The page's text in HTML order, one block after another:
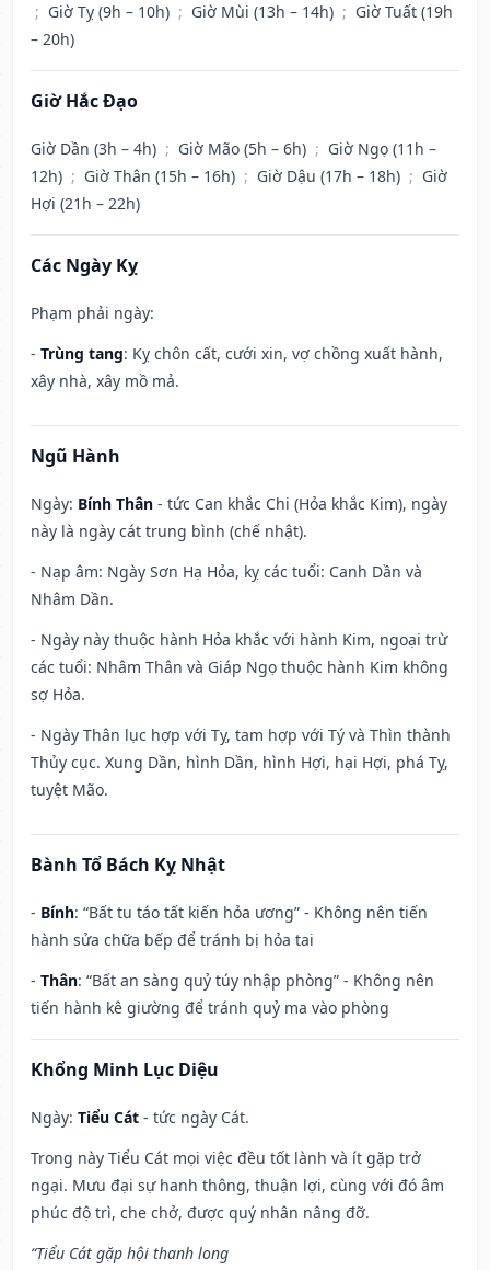
; Giờ Tỵ (9h – 10h) ; Giờ Mùi (13h – 14h) ; Giờ Tuất (19h
– 20h)
Giờ Hắc Đạo
Giờ Dần (3h – 4h) ; Giờ Mão (5h – 6h) ; Giờ Ngọ (11h –
12h) ; Giờ Thân (15h – 16h) ; Giờ Dậu (17h – 18h) ; Giờ
Hợi (21h – 22h)
Các Ngày Kỵ
Phạm phải ngày:
- Trùng tang: Kỵ chôn cất, cưới xin, vợ chồng xuất hành,
xây nhà, xây mồ mả.
Ngũ Hành
Ngày: Bính Thân - tức Can khắc Chi (Hỏa khắc Kim), ngày
này là ngày cát trung bình (chế nhật).
- Nạp âm: Ngày Sơn Hạ Hỏa, kỵ các tuổi: Canh Dần và
Nhâm Dần.
- Ngày này thuộc hành Hỏa khắc với hành Kim, ngoại trừ
các tuổi: Nhâm Thân và Giáp Ngọ thuộc hành Kim không
sợ Hỏa.
- Ngày Thân lục hợp với Tỵ, tam hợp với Tý và Thìn thành
Thủy cục. Xung Dần, hình Dần, hình Hợi, hại Hợi, phá Tỵ,
tuyệt Mão.
Bành Tổ Bách Kỵ Nhật
- Bính: “Bất tu táo tất kiến hỏa ương” - Không nên tiến
hành sửa chữa bếp để tránh bị hỏa tai
- Thân: “Bất an sàng quỷ túy nhập phòng” - Không nên
tiến hành kê giường để tránh quỷ ma vào phòng
Khổng Minh Lục Diệu
Ngày: Tiểu Cát - tức ngày Cát.
Trong này Tiểu Cát mọi việc đều tốt lành và ít gặp trở
ngại. Mưu đại sự hanh thông, thuận lợi, cùng với đó âm
phúc độ trì, che chở, được quý nhân nâng đỡ.
“Tiểu Cát gặp hội thanh long